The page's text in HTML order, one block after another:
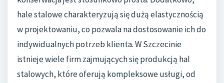
hale stalowe charakteryzują się dużą elastycznością
w projektowaniu, co pozwala na dostosowanie ich do
indywidualnych potrzeb klienta. W Szczecinie
istnieje wiele firm zajmujących się produkcją hal
stalowych, które oferują kompleksowe usługi, od